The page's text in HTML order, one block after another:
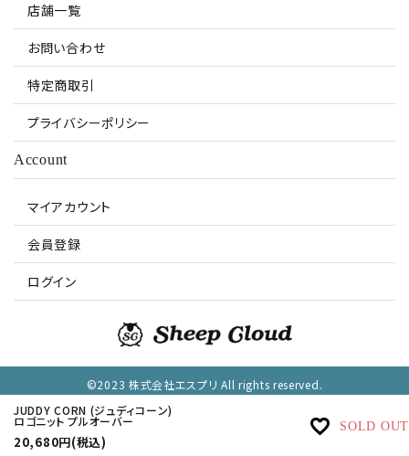
JUDDY CORN (ジュディコーン)
ロゴニット プルオーバー
20,680円(税込)
SOLD OUT
店舗一覧
お問い合わせ
特定商取引
プライバシーポリシー
Account
マイアカウント
会員登録
ログイン
©2023 株式会社エスプリ All rights reserved.